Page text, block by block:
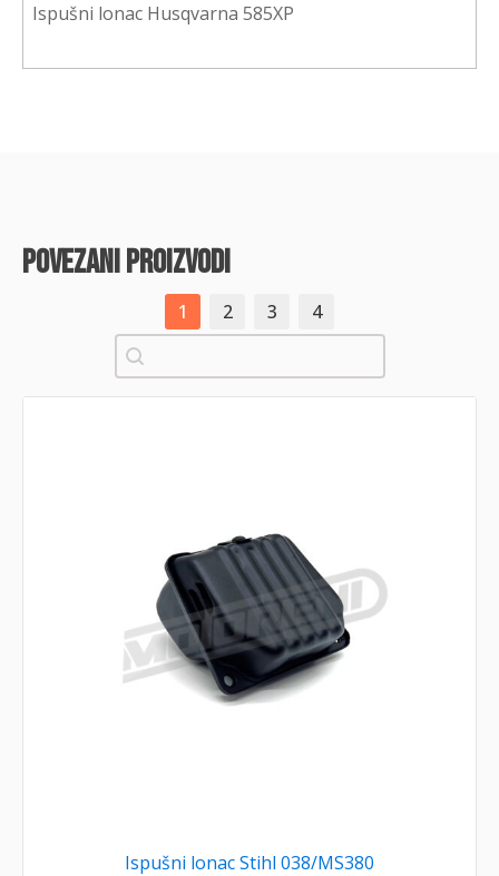
Ispušni lonac Husqvarna 585XP
povezani proizvodi
1 2 3
4
Pretraži
Ispušni lonac Stihl 038/MS380